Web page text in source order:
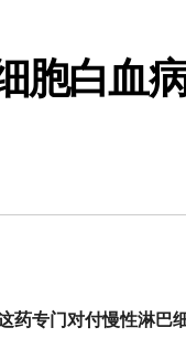
胞白血
药专门对付慢性淋巴